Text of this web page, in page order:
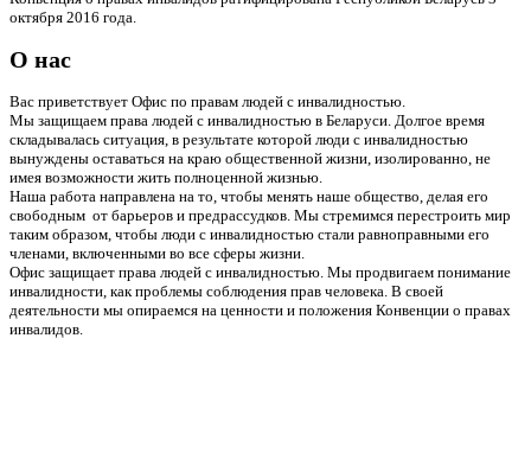
октября 2016 года.
О нас
Вас приветствует Офис по правам людей с инвалидностью.
Мы защищаем права людей с инвалидностью в Беларуси. Долгое время
складывалась ситуация, в результате которой люди с инвалидностью
вынуждены оставаться на краю общественной жизни, изолированно, не
имея возможности жить полноценной жизнью.
Наша работа направлена на то, чтобы менять наше общество, делая его
свободным от барьеров и предрассудков. Мы стремимся перестроить мир
таким образом, чтобы люди с инвалидностью стали равноправными его
членами, включенными во все сферы жизни.
Офис защищает права людей с инвалидностью. Мы продвигаем понимание
инвалидности, как проблемы соблюдения прав человека. В своей
деятельности мы опираемся на ценности и положения Конвенции о правах
инвалидов.